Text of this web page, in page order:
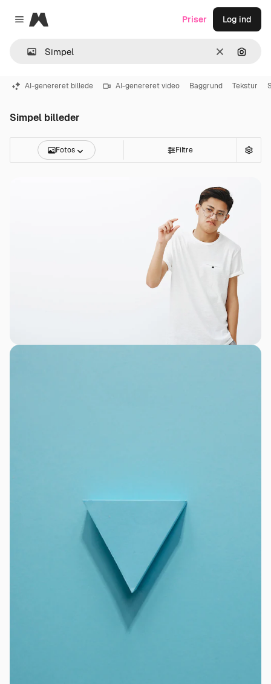
Close menu
Magnific
Klar Søg
Priser Log ind
AI-genereret billede AI-genereret video Baggrund Tekstur
Simpel billeder
Fotos Filtre